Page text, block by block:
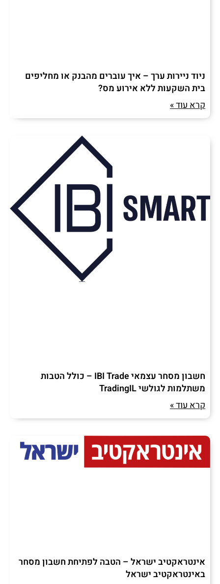
ניוד ניירות ערך – איך עוברים מהבנק או מחליפים
בית השקעות ללא אירוע מס?
קרא עוד »
חשבון מסחר עצמאי IBI Trade – כולל הטבות
משתלמות לגולשי TradingIL
קרא עוד »
אינטראקטיב ישראל – הטבה לפתיחת חשבון מסחר
באינטראקטיב ישראל